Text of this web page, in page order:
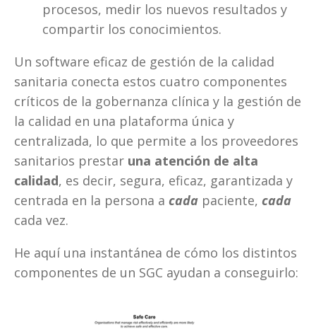
procesos, medir los nuevos resultados y
compartir los conocimientos.
Un software eficaz de gestión de la calidad
sanitaria conecta estos cuatro componentes
críticos de la gobernanza clínica y la gestión de
la calidad en una plataforma única y
centralizada, lo que permite a los proveedores
sanitarios prestar una atención de alta
calidad, es decir, segura, eficaz, garantizada y
centrada en la persona a cada paciente, cada
cada vez.
He aquí una instantánea de cómo los distintos
componentes de un SGC ayudan a conseguirlo: